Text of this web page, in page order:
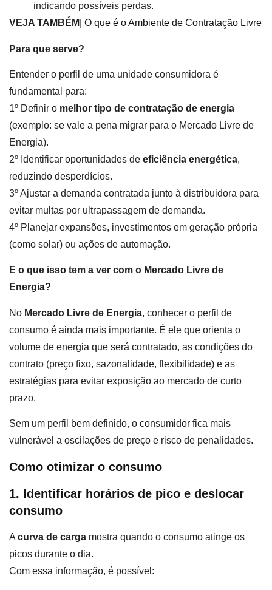
indicando possíveis perdas.
VEJA TAMBÉM O que é o Ambiente de Contratação Livre
Para que serve?
Entender o perfil de uma unidade consumidora é
fundamental para:
1º Definir o melhor tipo de contratação de energia
(exemplo: se vale a pena migrar para o Mercado Livre de
Energia).
2º Identificar oportunidades de eficiência energética,
reduzindo desperdícios.
3º Ajustar a demanda contratada junto à distribuidora para
evitar multas por ultrapassagem de demanda.
4º Planejar expansões, investimentos em geração própria
(como solar) ou ações de automação.
E o que isso tem a ver com o Mercado Livre de
Energia?
No Mercado Livre de Energia, conhecer o perfil de
consumo é ainda mais importante. É ele que orienta o
volume de energia que será contratado, as condições do
contrato (preço fixo, sazonalidade, flexibilidade) e as
estratégias para evitar exposição ao mercado de curto
prazo.
Sem um perfil bem definido, o consumidor fica mais
vulnerável a oscilações de preço e risco de penalidades.
Como otimizar o consumo
1. Identificar horários de pico e deslocar
consumo
A curva de carga mostra quando o consumo atinge os
picos durante o dia.
Com essa informação, é possível: